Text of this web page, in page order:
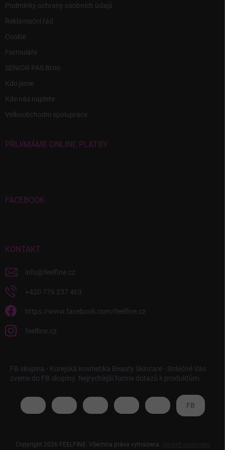
Podmínky ochrany osobních údajů
Reklamační řád
Cookie
Formuláře
SENIOR PAS Brno
Kdo jsme
Kde nás najdete
Velkoobchodní spolupráce
PŘIJÍMÁME ONLINE PLATBY
FACEBOOK
KONTAKT
info@feelfine.cz
+420 776 237 463
https://www.facebook.com/feelfine.cz
feelfine.cz
FB skupina - Korejská kosmetika Beauty Skincare - Srdečně Vás
zveme do FB skupiny. Nejrychlejší forma dotazů k produktům.
FB
Copyright 2026 FEELFINE. Všechna práva vyhrazena.